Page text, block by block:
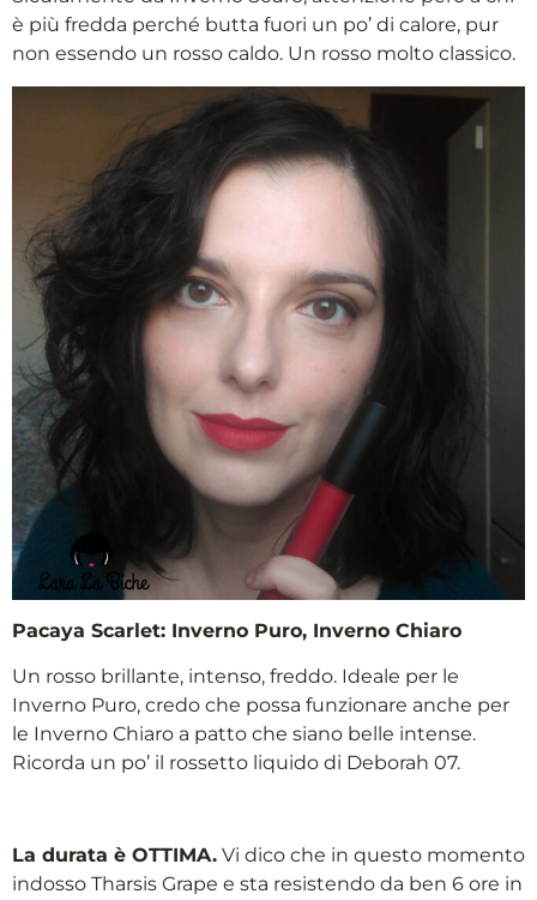
è più fredda perché butta fuori un po’ di calore, pur
non essendo un rosso caldo. Un rosso molto classico.
Pacaya Scarlet: Inverno Puro, Inverno Chiaro
Un rosso brillante, intenso, freddo. Ideale per le
Inverno Puro, credo che possa funzionare anche per
le Inverno Chiaro a patto che siano belle intense.
Ricorda un po’ il rossetto liquido di Deborah 07.
La durata è OTTIMA. Vi dico che in questo momento
indosso Tharsis Grape e sta resistendo da ben 6 ore in